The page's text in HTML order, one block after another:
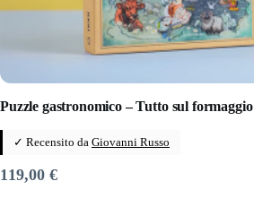
Puzzle gastronomico – Tutto sul formaggio
✓ Recensito da Giovanni Russo
119,00 €